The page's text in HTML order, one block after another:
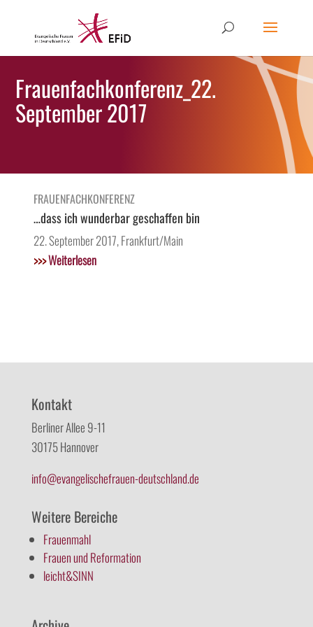
Frauenfachkonferenz_22.
September 2017
FRAUENFACHKONFERENZ
…dass ich wunderbar geschaffen bin
22. September 2017, Frankfurt/Main
>>>Weiterlesen
Kontakt
Berliner Allee 9-11
30175 Hannover
info@evangelischefrauen-deutschland.de
Weitere Bereiche
Frauenmahl
Frauen und Reformation
leicht&SINN